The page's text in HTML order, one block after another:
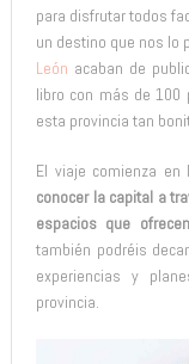
para disfrutar todos
un destino que nos lo
León acaban de
libro con más de 100
esta provincia tan
El viaje comienza en
conocer la capital a
espacios que
también podréis
experiencias y
provincia.